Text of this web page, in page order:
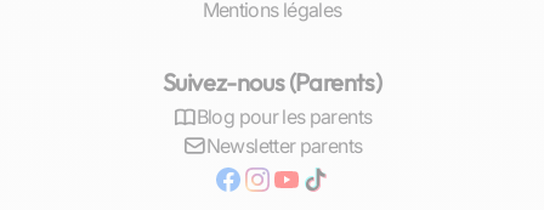
apprécie la flexibilité qu’offrent ces rencontres
compétences en biotechnologies. Avec un tarif
moyen attractif de 17 €/h et une réponse rapide
sous une heure garantie par nos enseignants
dévoués, il n’a jamais été aussi accessible
d’obtenir une aide sur mesure répondant
Mentions légales
Suivez-nous (Parents)
Blog pour les parents
Newsletter parents